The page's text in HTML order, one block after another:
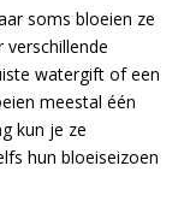
soms bloeien ze
watergift of een
meestal één
kun je ze
hun bloeiseizoen